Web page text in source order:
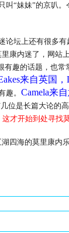
“妹妹”的京叭
坛上还有很多有
康内迷了，网站
有趣的话题，也
来自英国，
趣。 Camela来
位是长篇大论的
才开始到处寻找
海的莫里康内乐